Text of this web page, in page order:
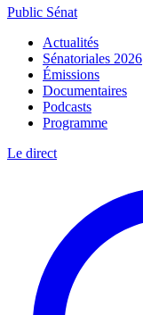
Public Sénat
Actualités
Sénatoriales 2026
Émissions
Documentaires
Podcasts
Programme
Le direct